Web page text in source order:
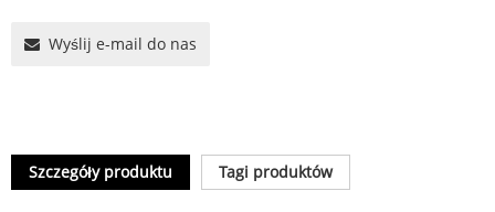
Wyślij e-mail do nas
Szczegóły produktu Tagi produktów